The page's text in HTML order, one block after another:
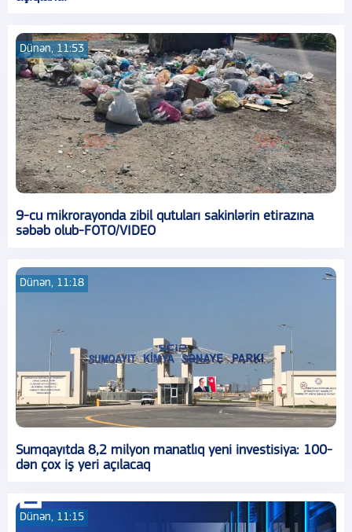
Dünən, 11:53
9-cu mikrorayonda zibil qutuları sakinlərin etirazına
səbəb olub-FOTO/VIDEO
Dünən, 11:18
Sumqayıtda 8,2 milyon manatlıq yeni investisiya: 100-
dən çox iş yeri açılacaq
Dünən, 11:15